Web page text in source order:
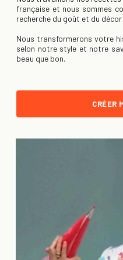
française et nous sommes
recherche du goût et du
Nous transformerons votre
selon notre style et notre
beau que bon.
CRÉER